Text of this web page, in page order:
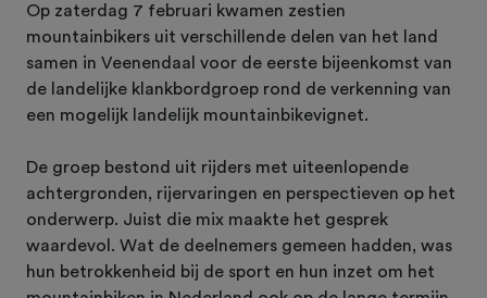
Op zaterdag 7 februari kwamen zestien
mountainbikers uit verschillende delen van het land
samen in Veenendaal voor de eerste bijeenkomst van
de landelijke klankbordgroep rond de verkenning van
een mogelijk landelijk mountainbikevignet.
De groep bestond uit rijders met uiteenlopende
achtergronden, rijervaringen en perspectieven op het
onderwerp. Juist die mix maakte het gesprek
waardevol. Wat de deelnemers gemeen hadden, was
hun betrokkenheid bij de sport en hun inzet om het